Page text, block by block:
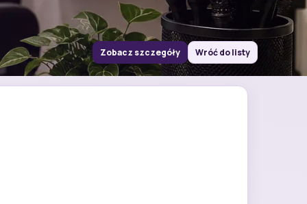
Zobacz szczegóły Wróć do listy